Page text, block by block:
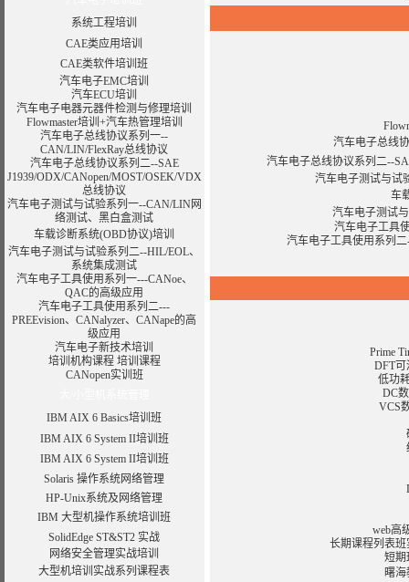
系统工程培训
CAE类应用培训
CAE类软件培训班
汽车电子EMC培训
汽车ECU培训
汽车电子电器元器件检测与修理培训
Flowmaster培训+汽车热管理培训
汽车电子总线协议系列一--
CAN/LIN/FlexRay总线协议
汽车电子总线协议系列二--SAE
J1939/ODX/CANopen/MOST/OSEK/VDX
总线协议
汽车电子测试与试验系列一--CAN/LIN网
络测试、黑白盒测试
车载诊断系统(OBD协议)培训
汽车电子测试与试验系列二--HIL/EOL、
系统集成测试
汽车电子工具使用系列一---CANoe、
QAC的高级应用
汽车电子工具使用系列二---
PREEvision、CANalyzer、CANape的高
级应用
汽车电子新技术培训
培训机构课程 培训课程
CANopen实训班
IBM AIX 6 Basics培训班
IBM AIX 6 System II培训班
IBM AIX 6 System II培训班
Solaris 操作系统网络管理
HP-Unix系统及网络管理
IBM 大型机操作系统培训班
SolidEdge ST&ST2 实战
网络安全管理实战培训
大型机培训实战系列课程表
汽车电子总线
汽车电子总线协议系列二--
汽车电子测试与试
车
汽车电子测试
汽车电子工具
汽车电子工具使用系列二
Prime
DFT可
低功
DC
VCS
web高
长期课程列表班
短期
曙海